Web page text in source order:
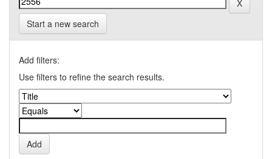
Start a new search
Add filters:
Use filters to refine the search results.